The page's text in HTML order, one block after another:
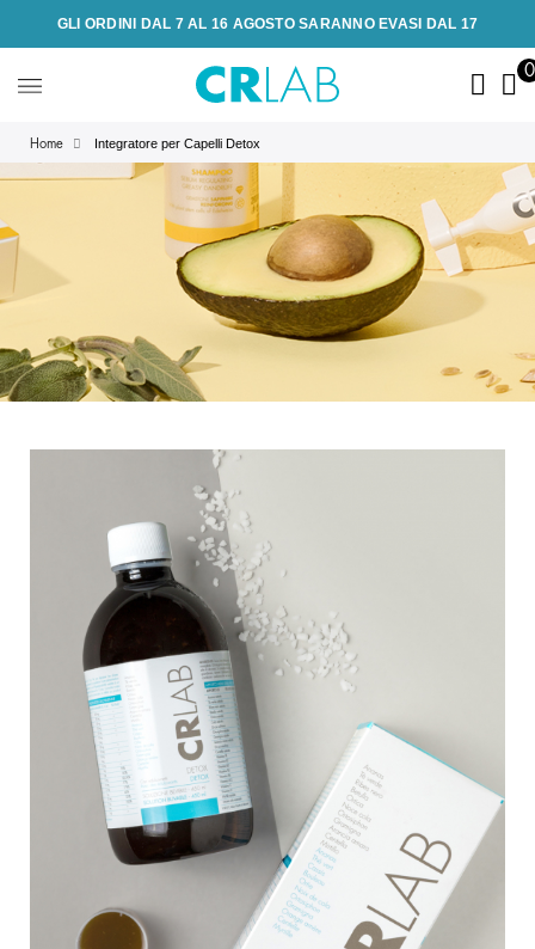
GLI ORDINI DAL 7 AL 16 AGOSTO SARANNO EVASI DAL 17
Home Integratore per Capelli Detox